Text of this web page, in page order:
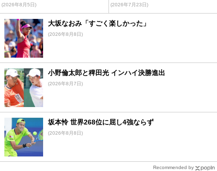
(2026年8月5日) (2026年7月23日)
大坂なおみ「すごく楽しかった」
(2026年8月8日)
小野倫太郎と稗田光 インハイ決勝進出
(2026年8月7日)
坂本怜 世界268位に屈し4強ならず
(2026年8月8日)
Recommended by